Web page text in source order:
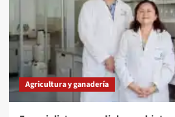
Agricultura y ganadería